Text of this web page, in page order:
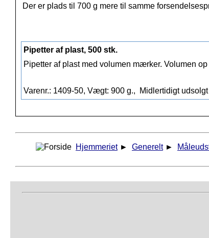
Der er plads til 700 g mere til samme
Pipetter af plast, 500 stk.
Pipetter af plast med volumen mærker. Volumen
Varenr.: 1409-50, Vægt: 900 g., Midlertidigt udsolgt
Hjemmeriet ► Generelt ►